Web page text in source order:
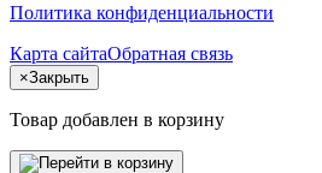
Политика конфиденциальности
Карта сайтаОбратная связь
×Закрыть
Товар добавлен в корзину